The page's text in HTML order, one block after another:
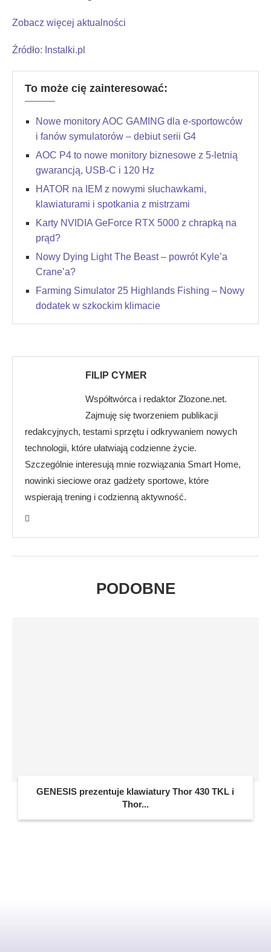
Zobacz więcej aktualności
Źródło: Instalki.pl
To może cię zainteresować:
Nowe monitory AOC GAMING dla e-sportowców
i fanów symulatorów – debiut serii G4
AOC P4 to nowe monitory biznesowe z 5-letnią
gwarancją, USB-C i 120 Hz
HATOR na IEM z nowymi słuchawkami,
klawiaturami i spotkania z mistrzami
Karty NVIDIA GeForce RTX 5000 z chrapką na
prąd?
Nowy Dying Light The Beast – powrót Kyle’a
Crane’a?
Farming Simulator 25 Highlands Fishing – Nowy
dodatek w szkockim klimacie
FILIP CYMER
Współtwórca i redaktor Zlozone.net.
Zajmuję się tworzeniem publikacji
redakcyjnych, testami sprzętu i odkrywaniem nowych
technologii, które ułatwiają codzienne życie.
Szczególnie interesują mnie rozwiązania Smart Home,
nowinki sieciowe oraz gadżety sportowe, które
wspierają trening i codzienną aktywność.
PODOBNE
GENESIS prezentuje klawiatury Thor 430 TKL i
Thor...